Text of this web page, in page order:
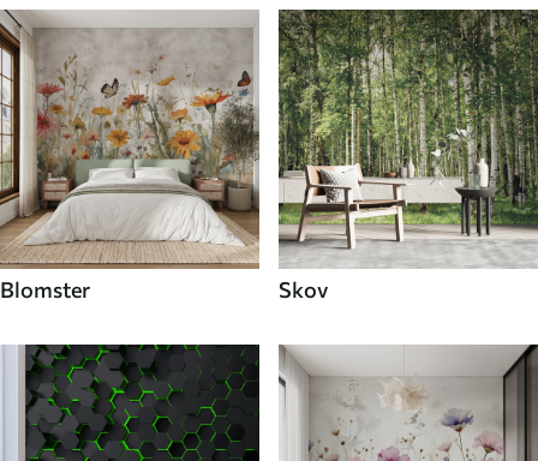
Blomster Skov